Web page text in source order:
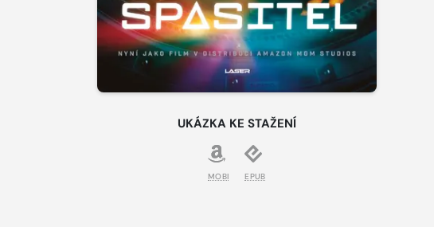
UKÁZKA KE STAŽENÍ
MOBI EPUB